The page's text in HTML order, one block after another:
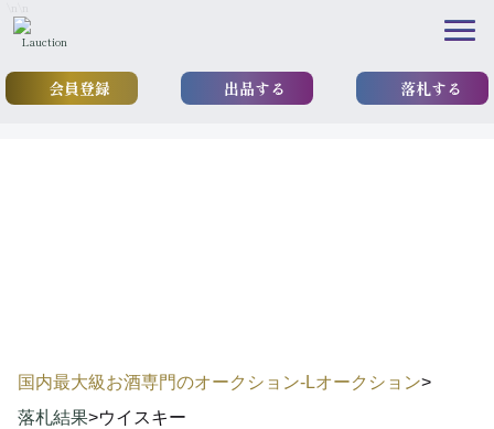
会員登録 出品する 落札する
国内最大級お酒専門のオークション-Lオークション>
落札結果>ウイスキー